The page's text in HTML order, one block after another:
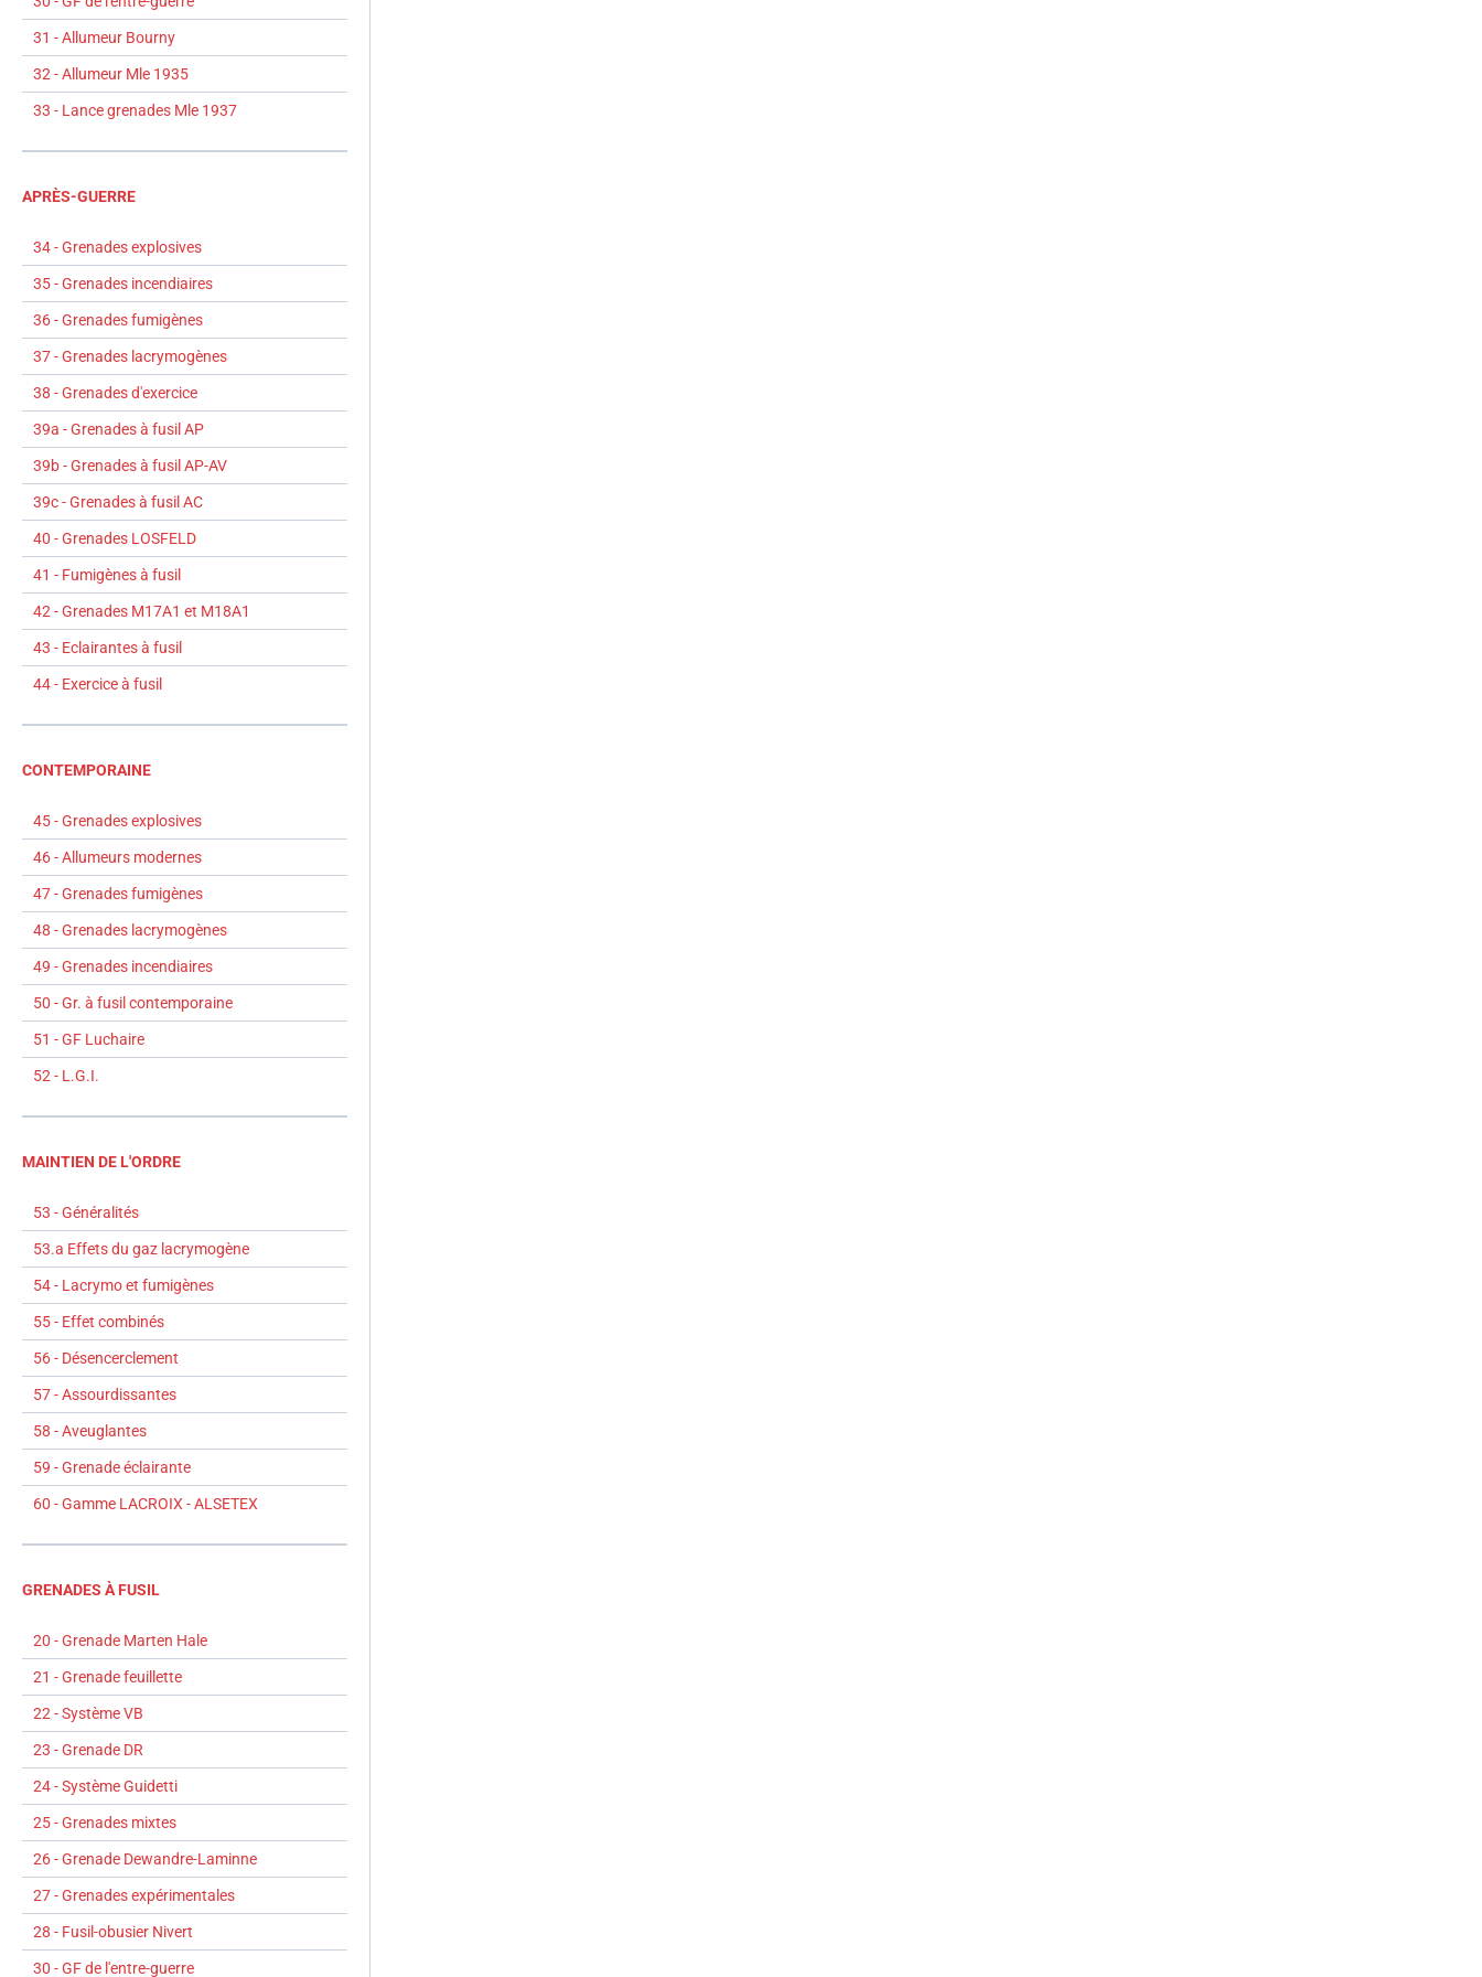
31 - Allumeur Bourny
32 - Allumeur Mle 1935
33 - Lance grenades Mle 1937
APRÈS-GUERRE
34 - Grenades explosives
35 - Grenades incendiaires
36 - Grenades fumigènes
37 - Grenades lacrymogènes
38 - Grenades d'exercice
39a - Grenades à fusil AP
39b - Grenades à fusil AP-AV
39c - Grenades à fusil AC
40 - Grenades LOSFELD
41 - Fumigènes à fusil
42 - Grenades M17A1 et M18A1
43 - Eclairantes à fusil
44 - Exercice à fusil
CONTEMPORAINE
45 - Grenades explosives
46 - Allumeurs modernes
47 - Grenades fumigènes
48 - Grenades lacrymogènes
49 - Grenades incendiaires
50 - Gr. à fusil contemporaine
51 - GF Luchaire
52 - L.G.I.
MAINTIEN DE L'ORDRE
53 - Généralités
53.a Effets du gaz lacrymogène
54 - Lacrymo et fumigènes
55 - Effet combinés
56 - Désencerclement
57 - Assourdissantes
58 - Aveuglantes
59 - Grenade éclairante
60 - Gamme LACROIX - ALSETEX
GRENADES À FUSIL
20 - Grenade Marten Hale
21 - Grenade feuillette
22 - Système VB
23 - Grenade DR
24 - Système Guidetti
25 - Grenades mixtes
26 - Grenade Dewandre-Laminne
27 - Grenades expérimentales
28 - Fusil-obusier Nivert
30 - GF de l'entre-guerre